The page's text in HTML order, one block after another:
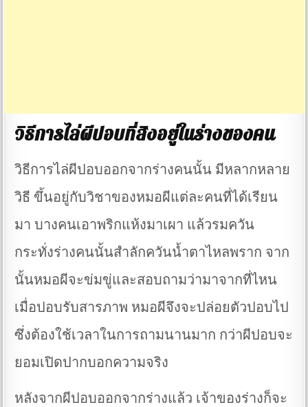
วิธีการไล่ผีปอบที่สิงอยู่ในร่างของคน
วิธีการไล่ผีปอบออกจากร่างคนนั้น มีหลากหลาย
วิธี ขึ้นอยู่กับวิชาของหมอผีแต่ละคนที่ได้เรียน
มา บางคนเอาพริกแห้งมาเผา แล้วรมควัน
กระทั่งร่างคนนั้นสำลักควันน้ำตาไหลพราก จาก
นั้นหมอผีจะข่มขู่และสอบถามว่ามาจากที่ไหน
เมื่อปอบรับสารภาพ หมอผีจึงจะปล่อยตัวปอบไป
ซึ่งต้องใช้เวลาในการถามนานมาก กว่าผีปอบจะ
ยอมเปิดปากบอกความจริง
หลังจากผีปอบออกจากร่างแล้ว เจ้าของร่างก็จะ